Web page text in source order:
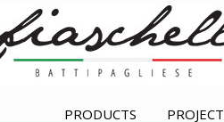
PRODUCTS PROJECT